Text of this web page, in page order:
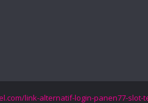
link-alternatif-login-panen77-slot-